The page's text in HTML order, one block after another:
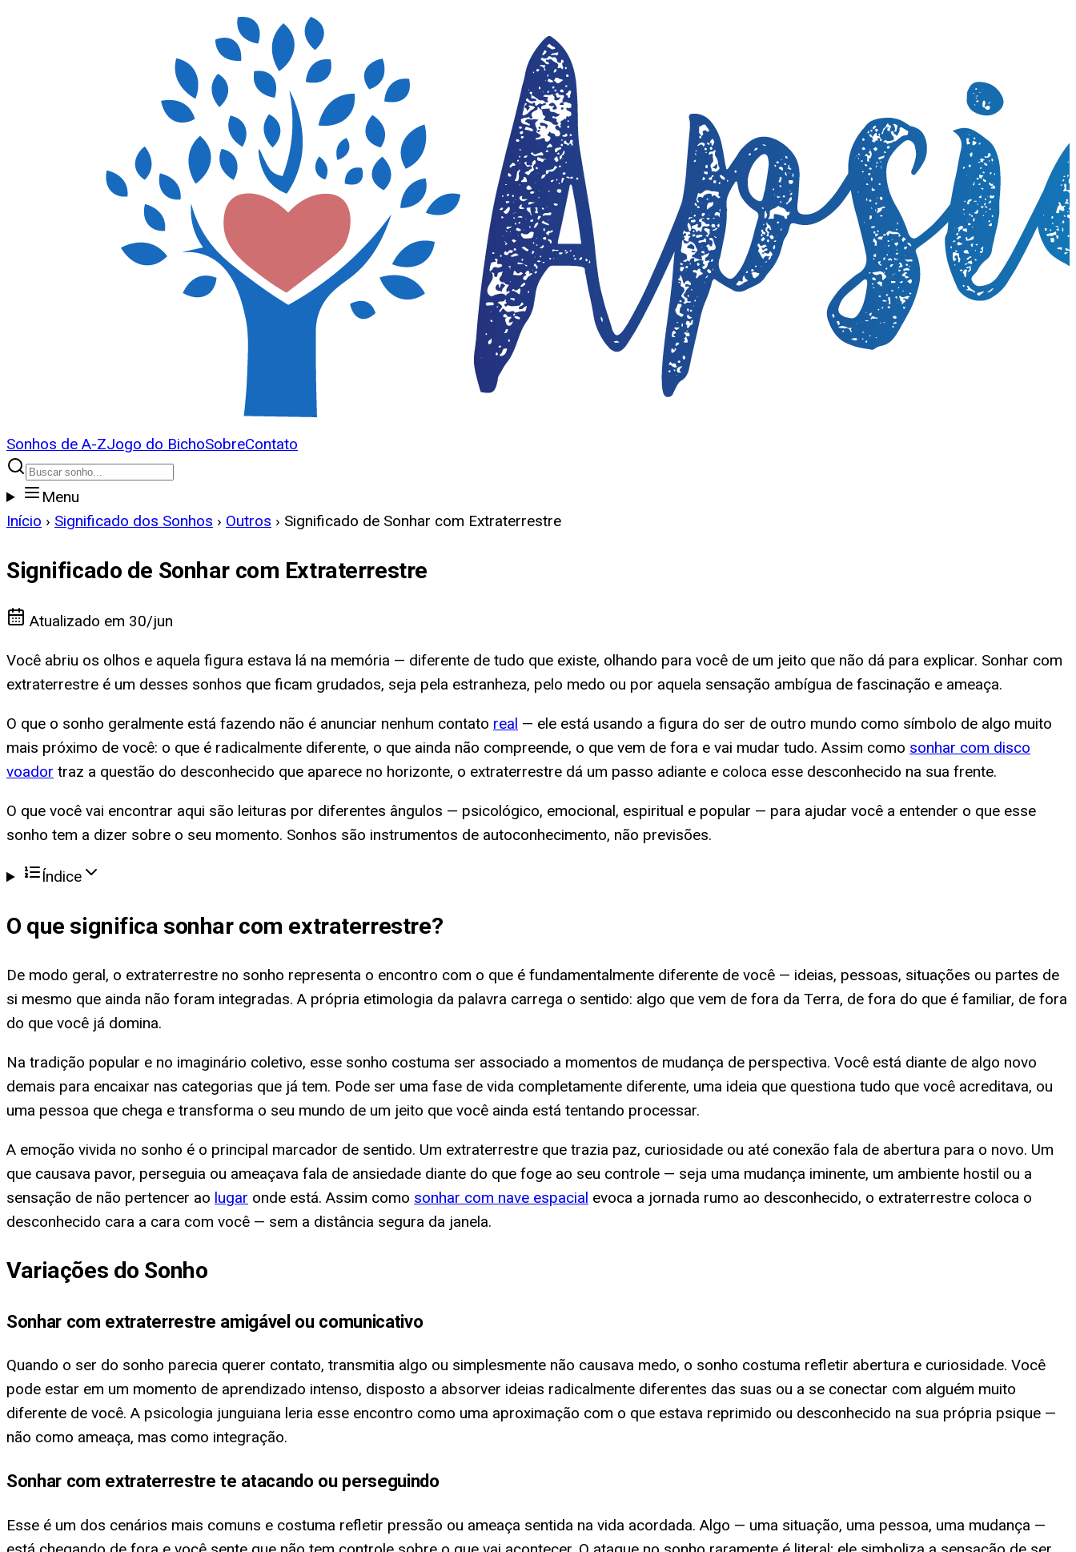
Sonhos de A-ZJogo do BichoSobreContato
Menu
Início › Significado dos Sonhos › Outros › Significado de Sonhar com Extraterrestre
Significado de Sonhar com Extraterrestre
Atualizado em 30/jun
Você abriu os olhos e aquela figura estava lá na memória — diferente de tudo que existe, olhando para você de um jeito que não dá para explicar. Sonhar com
extraterrestre é um desses sonhos que ficam grudados, seja pela estranheza, pelo medo ou por aquela sensação ambígua de fascinação e ameaça.
O que o sonho geralmente está fazendo não é anunciar nenhum contato real — ele está usando a figura do ser de outro mundo como símbolo de algo muito
mais próximo de você: o que é radicalmente diferente, o que ainda não compreende, o que vem de fora e vai mudar tudo. Assim como sonhar com disco
voador traz a questão do desconhecido que aparece no horizonte, o extraterrestre dá um passo adiante e coloca esse desconhecido na sua frente.
O que você vai encontrar aqui são leituras por diferentes ângulos — psicológico, emocional, espiritual e popular — para ajudar você a entender o que esse
sonho tem a dizer sobre o seu momento. Sonhos são instrumentos de autoconhecimento, não previsões.
Índice
O que significa sonhar com extraterrestre?
De modo geral, o extraterrestre no sonho representa o encontro com o que é fundamentalmente diferente de você — ideias, pessoas, situações ou partes de
si mesmo que ainda não foram integradas. A própria etimologia da palavra carrega o sentido: algo que vem de fora da Terra, de fora do que é familiar, de fora
do que você já domina.
Na tradição popular e no imaginário coletivo, esse sonho costuma ser associado a momentos de mudança de perspectiva. Você está diante de algo novo
demais para encaixar nas categorias que já tem. Pode ser uma fase de vida completamente diferente, uma ideia que questiona tudo que você acreditava, ou
uma pessoa que chega e transforma o seu mundo de um jeito que você ainda está tentando processar.
A emoção vivida no sonho é o principal marcador de sentido. Um extraterrestre que trazia paz, curiosidade ou até conexão fala de abertura para o novo. Um
que causava pavor, perseguia ou ameaçava fala de ansiedade diante do que foge ao seu controle — seja uma mudança iminente, um ambiente hostil ou a
sensação de não pertencer ao lugar onde está. Assim como sonhar com nave espacial evoca a jornada rumo ao desconhecido, o extraterrestre coloca o
desconhecido cara a cara com você — sem a distância segura da janela.
Variações do Sonho
Sonhar com extraterrestre amigável ou comunicativo
Quando o ser do sonho parecia querer contato, transmitia algo ou simplesmente não causava medo, o sonho costuma refletir abertura e curiosidade. Você
pode estar em um momento de aprendizado intenso, disposto a absorver ideias radicalmente diferentes das suas ou a se conectar com alguém muito
diferente de você. A psicologia junguiana leria esse encontro como uma aproximação com o que estava reprimido ou desconhecido na sua própria psique —
não como ameaça, mas como integração.
Sonhar com extraterrestre te atacando ou perseguindo
Esse é um dos cenários mais comuns e costuma refletir pressão ou ameaça sentida na vida acordada. Algo — uma situação, uma pessoa, uma mudança —